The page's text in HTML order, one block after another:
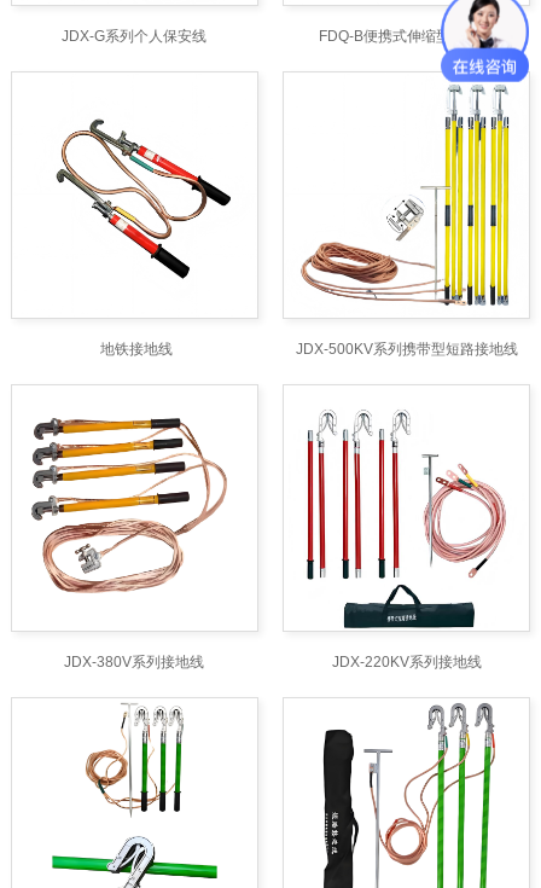
JDX-G系列个人保安线 FDQ-B便携式伸缩型放电器
地铁接地线 JDX-500KV系列携带型短路接地线
JDX-380V系列接地线 JDX-220KV系列接地线